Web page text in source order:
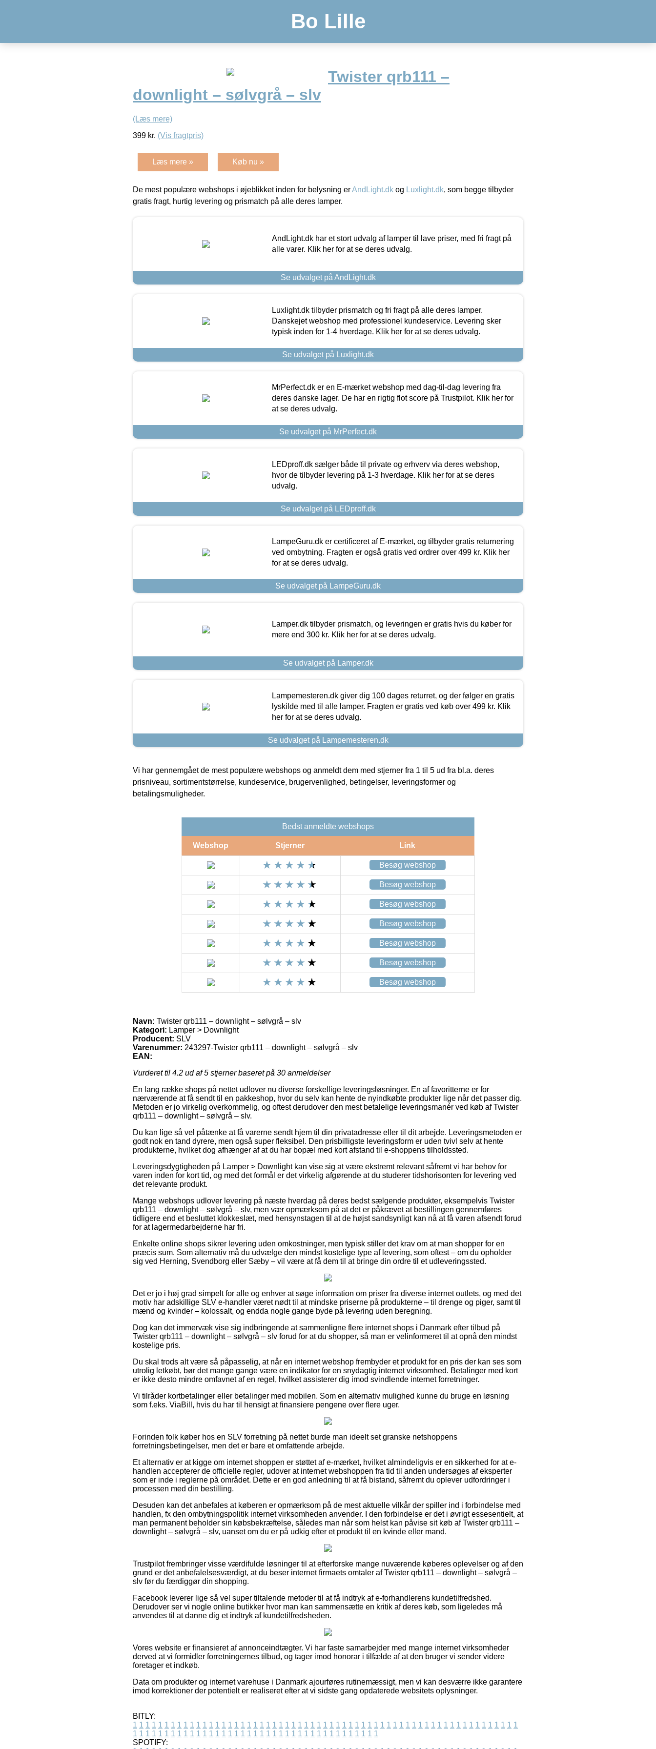
Bo Lille
Twister qrb111 –
downlight – sølvgrå – slv
(Læs mere)
399 kr. (Vis fragtpris)
Læs mere » Køb nu »
De mest populære webshops i øjeblikket inden for belysning erAndLight.dk og Luxlight.dk, som begge tilbyder
gratis fragt, hurtig levering og prismatch på alle deres lamper.
AndLight.dk har et stort udvalg af lamper til lave priser, med fri fragt på
alle varer. Klik her for at se deres udvalg.
Se udvalget på AndLight.dk
Luxlight.dk tilbyder prismatch og fri fragt på alle deres lamper.
Danskejet webshop med professionel kundeservice. Levering sker
typisk inden for 1-4 hverdage. Klik her for at se deres udvalg.
Se udvalget på Luxlight.dk
MrPerfect.dk er en E-mærket webshop med dag-til-dag levering fra
deres danske lager. De har en rigtig flot score på Trustpilot. Klik her for
at se deres udvalg.
Se udvalget på MrPerfect.dk
LEDproff.dk sælger både til private og erhverv via deres webshop,
hvor de tilbyder levering på 1-3 hverdage. Klik her for at se deres
udvalg.
Se udvalget på LEDproff.dk
LampeGuru.dk er certificeret af E-mærket, og tilbyder gratis returnering
ved ombytning. Fragten er også gratis ved ordrer over 499 kr. Klik her
for at se deres udvalg.
Se udvalget på LampeGuru.dk
Lamper.dk tilbyder prismatch, og leveringen er gratis hvis du køber for
mere end 300 kr. Klik her for at se deres udvalg.
Se udvalget på Lamper.dk
Lampemesteren.dk giver dig 100 dages returret, og der følger en gratis
lyskilde med til alle lamper. Fragten er gratis ved køb over 499 kr. Klik
her for at se deres udvalg.
Se udvalget på Lampemesteren.dk
Vi har gennemgået de mest populære webshops og anmeldt dem med stjerner fra 1 til 5 ud fra bl.a. deres
prisniveau, sortimentstørrelse, kundeservice, brugervenlighed, betingelser, leveringsformer og
betalingsmuligheder.
Bedst anmeldte webshops
Webshop Stjerner Link
Besøg webshop
Besøg webshop
Besøg webshop
Besøg webshop
Besøg webshop
Besøg webshop
Besøg webshop
Navn: Twister qrb111 – downlight – sølvgrå – slv
Kategori: Lamper > Downlight
Producent: SLV
Varenummer: 243297-Twister qrb111 – downlight – sølvgrå – slv
EAN:
Vurderet til 4.2 ud af 5 stjerner baseret på 30 anmeldelser
En lang række shops på nettet udlover nu diverse forskellige leveringsløsninger. En af favoritterne er for
nærværende at få sendt til en pakkeshop, hvor du selv kan hente de nyindkøbte produkter lige når det passer dig.
Metoden er jo virkelig overkommelig, og oftest derudover den mest betalelige leveringsmanér ved køb af Twister
qrb111 – downlight – sølvgrå – slv.
Du kan lige så vel påtænke at få varerne sendt hjem til din privatadresse eller til dit arbejde. Leveringsmetoden er
godt nok en tand dyrere, men også super fleksibel. Den prisbilligste leveringsform er uden tvivl selv at hente
produkterne, hvilket dog afhænger af at du har bopæl med kort afstand til e-shoppens tilholdssted.
Leveringsdygtigheden på Lamper > Downlight kan vise sig at være ekstremt relevant såfremt vi har behov for
varen inden for kort tid, og med det formål er det virkelig afgørende at du studerer tidshorisonten for levering ved
det relevante produkt.
Mange webshops udlover levering på næste hverdag på deres bedst sælgende produkter, eksempelvis Twister
qrb111 – downlight – sølvgrå – slv, men vær opmærksom på at det er påkrævet at bestillingen gennemføres
tidligere end et besluttet klokkeslæt, med hensynstagen til at de højst sandsynligt kan nå at få varen afsendt forud
for at lagermedarbejderne har fri.
Enkelte online shops sikrer levering uden omkostninger, men typisk stiller det krav om at man shopper for en
præcis sum. Som alternativ må du udvælge den mindst kostelige type af levering, som oftest – om du opholder
sig ved Herning, Svendborg eller Sæby – vil være at få dem til at bringe din ordre til et udleveringssted.
Det er jo i høj grad simpelt for alle og enhver at søge information om priser fra diverse internet outlets, og med det
motiv har adskillige SLV e-handler været nødt til at mindske priserne på produkterne – til drenge og piger, samt til
mænd og kvinder – kolossalt, og endda nogle gange byde på levering uden beregning.
Dog kan det immervæk vise sig indbringende at sammenligne flere internet shops i Danmark efter tilbud på
Twister qrb111 – downlight – sølvgrå – slv forud for at du shopper, så man er velinformeret til at opnå den mindst
kostelige pris.
Du skal trods alt være så påpasselig, at når en internet webshop frembyder et produkt for en pris der kan ses som
utrolig letkøbt, bør det mange gange være en indikator for en snydagtig internet virksomhed. Betalinger med kort
er ikke desto mindre omfavnet af en regel, hvilket assisterer dig imod svindlende internet forretninger.
Vi tilråder kortbetalinger eller betalinger med mobilen. Som en alternativ mulighed kunne du bruge en løsning
som f.eks. ViaBill, hvis du har til hensigt at finansiere pengene over flere uger.
Forinden folk køber hos en SLV forretning på nettet burde man ideelt set granske netshoppens
forretningsbetingelser, men det er bare et omfattende arbejde.
Et alternativ er at kigge om internet shoppen er støttet af e-mærket, hvilket almindeligvis er en sikkerhed for at e-
handlen accepterer de officielle regler, udover at internet webshoppen fra tid til anden undersøges af eksperter
som er inde i reglerne på området. Dette er en god anledning til at få bistand, såfremt du oplever udfordringer i
processen med din bestilling.
Desuden kan det anbefales at køberen er opmærksom på de mest aktuelle vilkår der spiller ind i forbindelse med
handlen, fx den ombytningspolitik internet virksomheden anvender. I den forbindelse er det i øvrigt essesentielt, at
man permanent beholder sin købsbekræftelse, således man når som helst kan påvise sit køb af Twister qrb111 –
downlight – sølvgrå – slv, uanset om du er på udkig efter et produkt til en kvinde eller mand.
Trustpilot frembringer visse værdifulde løsninger til at efterforske mange nuværende køberes oplevelser og af den
grund er det anbefalelsesværdigt, at du beser internet firmaets omtaler af Twister qrb111 – downlight – sølvgrå –
slv før du færdiggør din shopping.
Facebook leverer lige så vel super tiltalende metoder til at få indtryk af e-forhandlerens kundetilfredshed.
Derudover ser vi nogle online butikker hvor man kan sammensætte en kritik af deres køb, som ligeledes må
anvendes til at danne dig et indtryk af kundetilfredsheden.
Vores website er finansieret af annonceindtægter. Vi har faste samarbejder med mange internet virksomheder
derved at vi formidler forretningernes tilbud, og tager imod honorar i tilfælde af at den bruger vi sender videre
foretager et indkøb.
Data om produkter og internet varehuse i Danmark ajourføres rutinemæssigt, men vi kan desværre ikke garantere
imod korrektioner der potentielt er realiseret efter at vi sidste gang opdaterede websitets oplysninger.
BITLY:
1 1 1 1 1 1 1 1 1 1 1 1 1 1 1 1 1 1 1 1 1 1 1 1 1 1 1 1 1 1 1 1 1 1 1 1 1 1 1 1 1 1 1 1 1 1 1 1 1 1 1 1 1 1 1 1 1 1 1 1 1
1 1 1 1 1 1 1 1 1 1 1 1 1 1 1 1 1 1 1 1 1 1 1 1 1 1 1 1 1 1 1 1 1 1 1 1 1 1 1
SPOTIFY: